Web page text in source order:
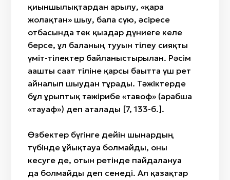
қиыншылықтардан арылу, «қара
жолақтан» шығу, бала сүю, әсіресе
отбасында тек қыздар дүниеге келе
берсе, ұл баланың тууын тілеу сияқты
үміт-тілектер байланыстырылған. Рәсім
ағашты сағат тіліне қарсы бағытта үш рет
айналып шығудан тұрады. Тәжіктерде
бұл ғұрыптық тәжірибе «тавоф» (арабша
«тауаф») деп аталады [7, 133-б.].
Өзбектер бүгінге дейін шынардың
түбінде ұйықтауға болмайды, оны
кесуге де, отын ретінде пайдалануға
да болмайды деп сенеді. Ал қазақтар